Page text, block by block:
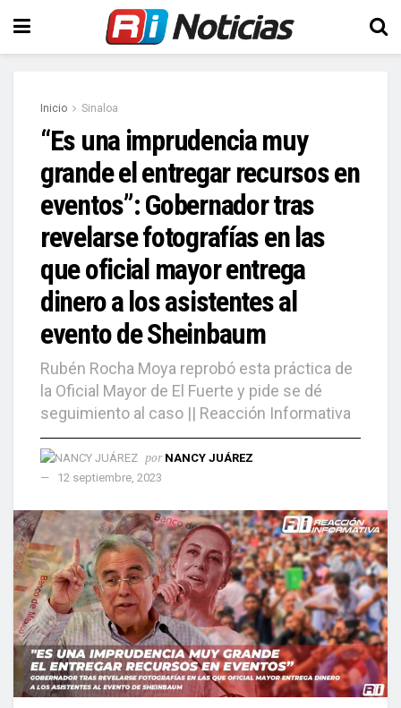
Inicio Sinaloa
“Es una imprudencia muy
grande el entregar recursos en
eventos”: Gobernador tras
revelarse fotografías en las
que oficial mayor entrega
dinero a los asistentes al
evento de Sheinbaum
Rubén Rocha Moya reprobó esta práctica de
la Oficial Mayor de El Fuerte y pide se dé
seguimiento al caso || Reacción Informativa
por NANCY JUÁREZ
12 septiembre, 2023